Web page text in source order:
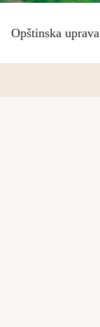
Opštinska uprava